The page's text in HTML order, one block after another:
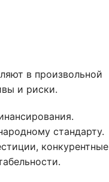
в произвольной
и риски.
стандарту.
конкурентные